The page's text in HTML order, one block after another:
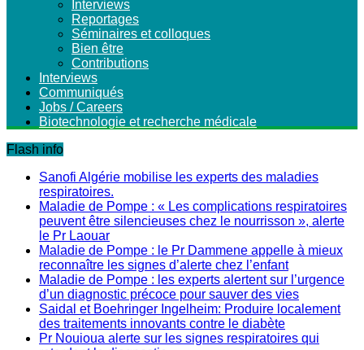
Interviews
Reportages
Séminaires et colloques
Bien être
Contributions
Interviews
Communiqués
Jobs / Careers
Biotechnologie et recherche médicale
Flash info
Sanofi Algérie mobilise les experts des maladies
respiratoires.
Maladie de Pompe : « Les complications respiratoires
peuvent être silencieuses chez le nourrisson », alerte
le Pr Laouar
Maladie de Pompe : le Pr Dammene appelle à mieux
reconnaître les signes d’alerte chez l’enfant
Maladie de Pompe : les experts alertent sur l’urgence
d’un diagnostic précoce pour sauver des vies
Saidal et Boehringer Ingelheim: Produire localement
des traitements innovants contre le diabète
Pr Nouioua alerte sur les signes respiratoires qui